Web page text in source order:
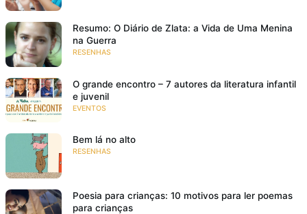
Resumo: O Diário de Zlata: a Vida de Uma Menina
na Guerra
RESENHAS
O grande encontro – 7 autores da literatura infantil
e juvenil
EVENTOS
Bem lá no alto
RESENHAS
Poesia para crianças: 10 motivos para ler poemas
para crianças